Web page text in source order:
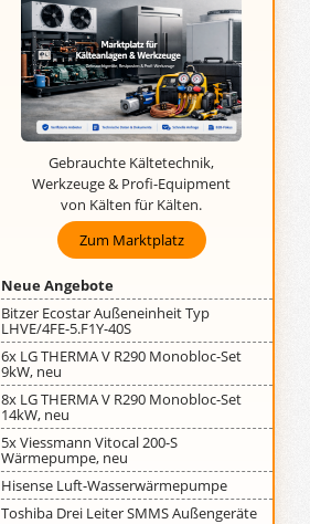
Gebrauchte Kältetechnik,
Werkzeuge & Profi-Equipment
von Kälten für Kälten.
Zum Marktplatz
Neue Angebote
Bitzer Ecostar Außeneinheit Typ
LHVE/4FE-5.F1Y-40S
6x LG THERMA V R290 Monobloc-Set
9kW, neu
8x LG THERMA V R290 Monobloc-Set
14kW, neu
5x Viessmann Vitocal 200-S
Wärmepumpe, neu
Hisense Luft-Wasserwärmepumpe
Toshiba Drei Leiter SMMS Außengeräte